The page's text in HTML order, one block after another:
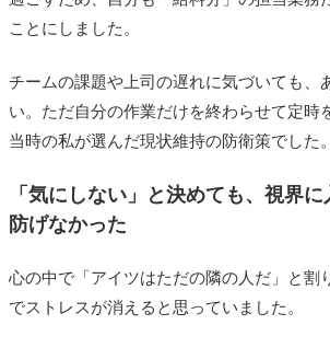
ことにしました。
チームの課題や上司の遅れに気づいても、
い。ただ自分の作業だけを終わらせて定時
当時の私が選んだ現状維持の防衛策でした。
「気にしない」と決めても、視界
防げなかった
心の中で「アイツはただの隣の人だ」と割
でストレスが消えると思っていました。